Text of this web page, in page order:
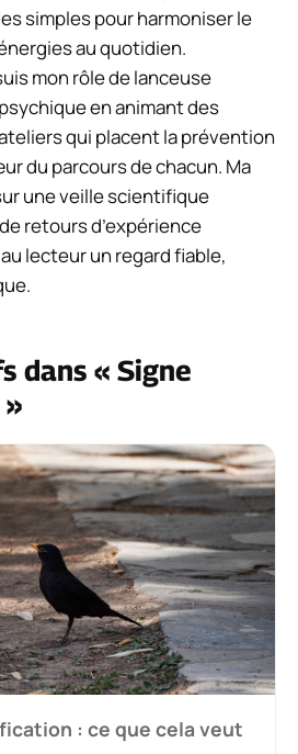
simples pour harmoniser le
au quotidien.
mon rôle de lanceuse
en animant des
qui placent la prévention
du parcours de chacun. Ma
une veille scientifique
retours d’expérience
lecteur un regard fiable,
dans « Signe
: ce que cela veut